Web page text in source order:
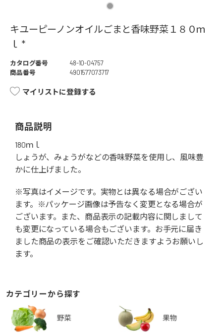
キユーピーノンオイルごまと香味野菜１８０ｍ
ｌ *
カタログ番号
48-10-04757
商品番号
4901577073717
マイリストに登録する
商品説明
180ｍｌ
しょうが、みょうがなどの香味野菜を使用し、風味豊
かに仕上げました。
※写真はイメージです。実物とは異なる場合がござい
ます。※パッケージ画像は予告なく変更となる場合が
ございます。また、商品表示の記載内容に関しまして
も変更になっている場合もございます。お手元に届き
ました商品の表示をご確認いただきますようお願いし
ます。
カテゴリーから探す